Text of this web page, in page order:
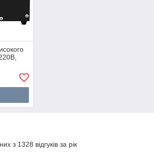
з 1328 відгуків за рік